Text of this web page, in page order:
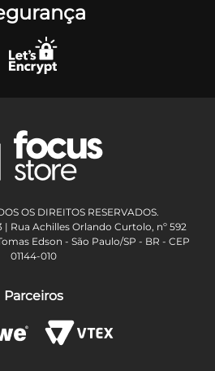
OS DIREITOS RESERVADOS.
| Rua Achilles Orlando Curtolo, nº 592
Edson - São Paulo/SP - BR - CEP
01144-010
Parceiros